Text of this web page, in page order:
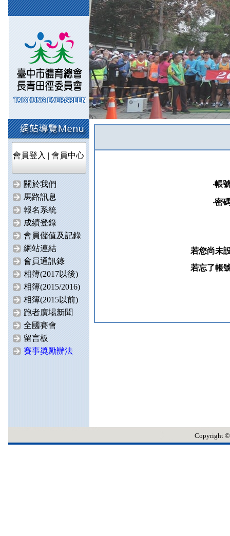
會員登入 |會員中心
關於我們
馬路訊息
報名系統
成績登錄
會員儲值及記錄
網站連結
會員通訊錄
相簿(2017以後)
相簿(2015/2016)
相簿(2015以前)
跑者廣場新聞
全國賽會
留言板
賽事奬勵辦法
‧帳
‧密
若您尚未
若忘了帳
Copyright